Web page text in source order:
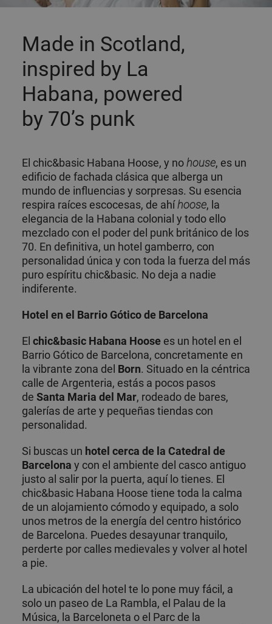
Made in Scotland,
inspired by La
Habana, powered
by 70’s punk
El chic&basic Habana Hoose, y nohouse, es un
edificio de fachada clásica que alberga un
mundo de influencias y sorpresas. Su esencia
respira raíces escocesas, de ahíhoose, la
elegancia de la Habana colonial y todo ello
mezclado con el poder del punk británico de los
70. En definitiva, un hotel gamberro, con
personalidad única y con toda la fuerza del más
puro espíritu chic&basic. No deja a nadie
indiferente.
Hotel en el Barrio Gótico de Barcelona
El chic&basic Habana Hoose es un hotel en el
Barrio Gótico de Barcelona, concretamente en
la vibrante zona del Born. Situado en la céntrica
calle de Argenteria, estás a pocos pasos
de Santa Maria del Mar, rodeado de bares,
galerías de arte y pequeñas tiendas con
personalidad.
Si buscas un hotel cerca de la Catedral de
Barcelona y con el ambiente del casco antiguo
justo al salir por la puerta, aquí lo tienes. El
chic&basic Habana Hoose tiene toda la calma
de un alojamiento cómodo y equipado, a solo
unos metros de la energía del centro histórico
de Barcelona. Puedes desayunar tranquilo,
perderte por calles medievales y volver al hotel
a pie.
La ubicación del hotel te lo pone muy fácil, a
solo un paseo de La Rambla, el Palau de la
Música, la Barceloneta o el Parc de la